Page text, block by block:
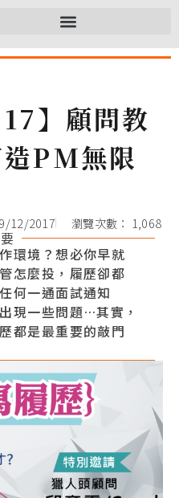
17】顧問教
PM無限
12/2017 瀏覽次數： 1,068
環境？想必你早就
怎麼投，履歷卻都
何一通面試通知
現一些問題…其實，
都是最重要的敲門